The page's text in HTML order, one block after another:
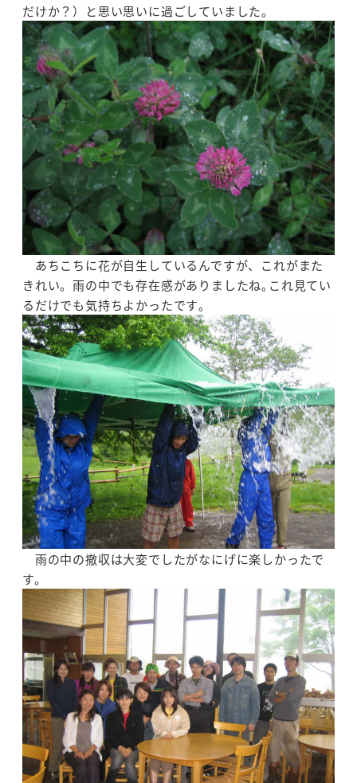
だけか？）と思い思いに過ごしていました｡
あちこちに花が自生しているんですが、これがまた
きれい。雨の中でも存在感がありましたね｡これ見てい
るだけでも気持ちよかったです｡
雨の中の撤収は大変でしたがなにげに楽しかったで
す。